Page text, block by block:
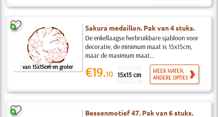
van 15x15cm en groter
Sakura medaillon. Pak van 4 stuks.
De enkellaagse herbruikbare sjabloon voor
decoratie, de minimum maat is 15x15cm,
maar de maximum maat...
€19.10 15x15 cm
MEER MATEN,
ANDERE OPTIES
Bessenmotief 47. Pak van 6 stuks.